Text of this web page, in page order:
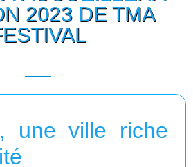
2023 DE TMA
une ville riche